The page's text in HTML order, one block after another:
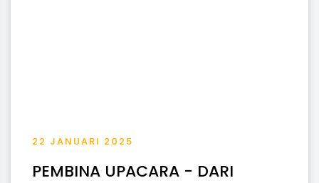
22 JANUARI 2025
PEMBINA UPACARA - DARI